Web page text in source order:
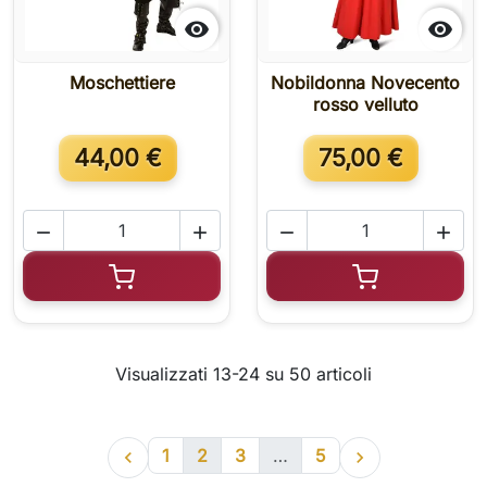

Moschettiere
44,00 €


Aggiungi al carrello

Nobildonna Novecento
rosso velluto
75,00 €


Aggiungi al
Visualizzati 13-24 su 50 articoli
 1 2 3 … 5 